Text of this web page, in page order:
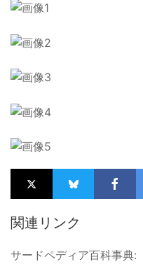
関連リンク
サードペディア百科事典: